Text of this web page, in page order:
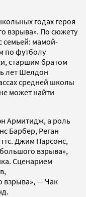
годах героя
взрыва». По сюжету
семьей: мамой-
по футболу
старшим братом
лет Шелдон
средней школы
может найти
Армитидж, а роль
Барбер, Реган
Джим Парсонс,
взрыва»,
Сценарием
взрыва», — Чак